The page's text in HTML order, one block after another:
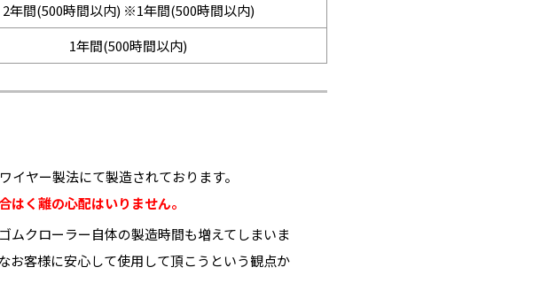
2年間(500時間以内) ※1年間(500時間以内)
1年間(500時間以内)
ヤー製法にて製造されております。
く離の心配はいりません。
ムクローラー自体の製造時間も増えてしまいま
お客様に安心して使用して頂こうという観点か